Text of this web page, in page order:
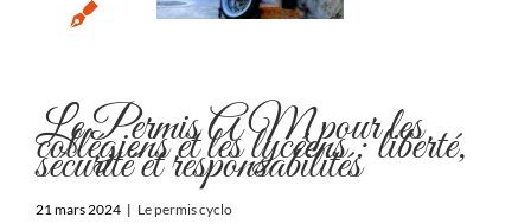
Le Permis AM pour les
collégiens et les lycéens : liberté,
sécurité et responsabilités
21 mars 2024 | Le permis cyclo